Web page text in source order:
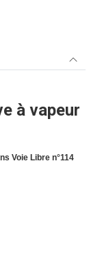
à vapeur
Voie Libre n°114